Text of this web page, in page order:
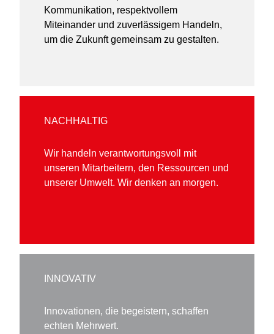
Kommunikation, respektvollem
Miteinander und zuverlässigem Handeln,
um die Zukunft gemeinsam zu gestalten.
NACHHALTIG
Wir handeln verantwortungsvoll mit
unseren Mitarbeitern, den Ressourcen und
unserer Umwelt. Wir denken an morgen.
INNOVATIV
Innovationen, die begeistern, schaffen
echten Mehrwert.